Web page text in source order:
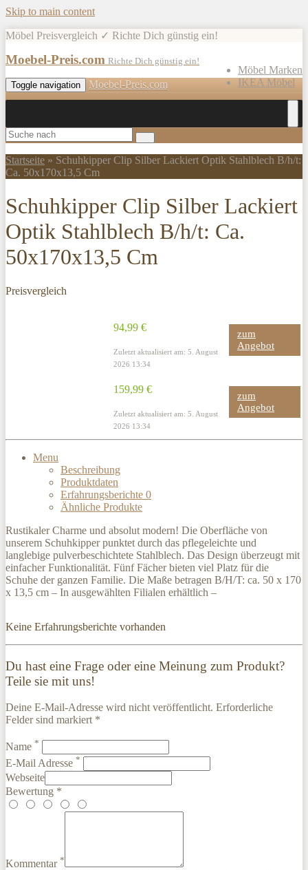
Skip to main content
Möbel Preisvergleich ✓ Richte Dich günstig ein!
Möbel Marken
IKEA Möbel
Moebel-Preis.com Richte Dich günstig ein!
Toggle navigation Moebel-Preis.com
Startseite » Schuhkipper Clip Silber Lackiert Optik Stahlblech B/h/t:
Ca. 50x170x13,5 Cm
Schuhkipper Clip Silber Lackiert
Optik Stahlblech B/h/t: Ca.
50x170x13,5 Cm
Preisvergleich
94,99 €
Zuletzt aktualisiert am: 5. August
2026 13:34
zum
Angebot
159,99 €
Zuletzt aktualisiert am: 5. August
2026 13:34
zum
Angebot
Menu
Beschreibung
Produktdaten
Erfahrungsberichte 0
Ähnliche Produkte
Rustikaler Charme und absolut modern! Die Oberfläche von
unserem Schuhkipper punktet durch das pflegeleichte und
langlebige pulverbeschichtete Stahlblech. Das Design überzeugt mit
einfacher Funktionalität. Fünf Fächer bieten viel Platz für die
Schuhe der ganzen Familie. Die Maße betragen B/H/T: ca. 50 x 170
x 13,5 cm – In ausgewählten Filialen erhältlich –
Keine Erfahrungsberichte vorhanden
Du hast eine Frage oder eine Meinung zum Produkt?
Teile sie mit uns!
Deine E-Mail-Adresse wird nicht veröffentlicht. Erforderliche
Felder sind markiert *
Name *
E-Mail Adresse *
Webseite
Bewertung *
Kommentar *